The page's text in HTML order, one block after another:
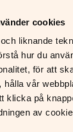
cookies
liknande
hur du
för att
hålla vår
klicka på
av
himlen och
är
att skapa
huvud –
huvud och
finns
är ett stort